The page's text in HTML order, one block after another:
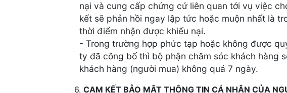
nại và cung cấp chứng cứ liên quan tới vụ việc
kết sẽ phản hồi ngay lập tức hoặc muộn nhất là
thời điểm nhận được khiếu nại.
- Trong trường hợp phức tạp hoặc không được
ty đã công bố thì bộ phận chăm sóc khách hàng
khách hàng (người mua) không quá 7 ngày.
6. CAM KẾT BẢO MẬT THÔNG TIN CÁ NHÂN CỦA